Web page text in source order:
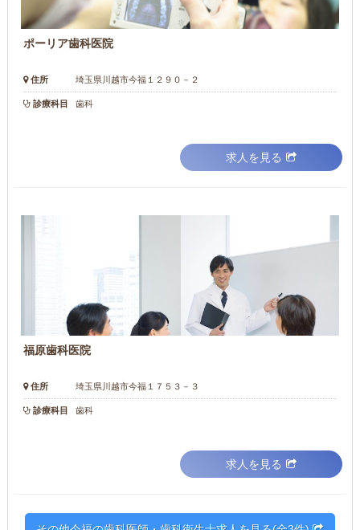
ポーリア歯科医院
住所 埼玉県川越市今福１２９０－２
診療科目 歯科
求人を見る
福原歯科医院
住所 埼玉県川越市今福１７５３－３
診療科目 歯科
求人を見る